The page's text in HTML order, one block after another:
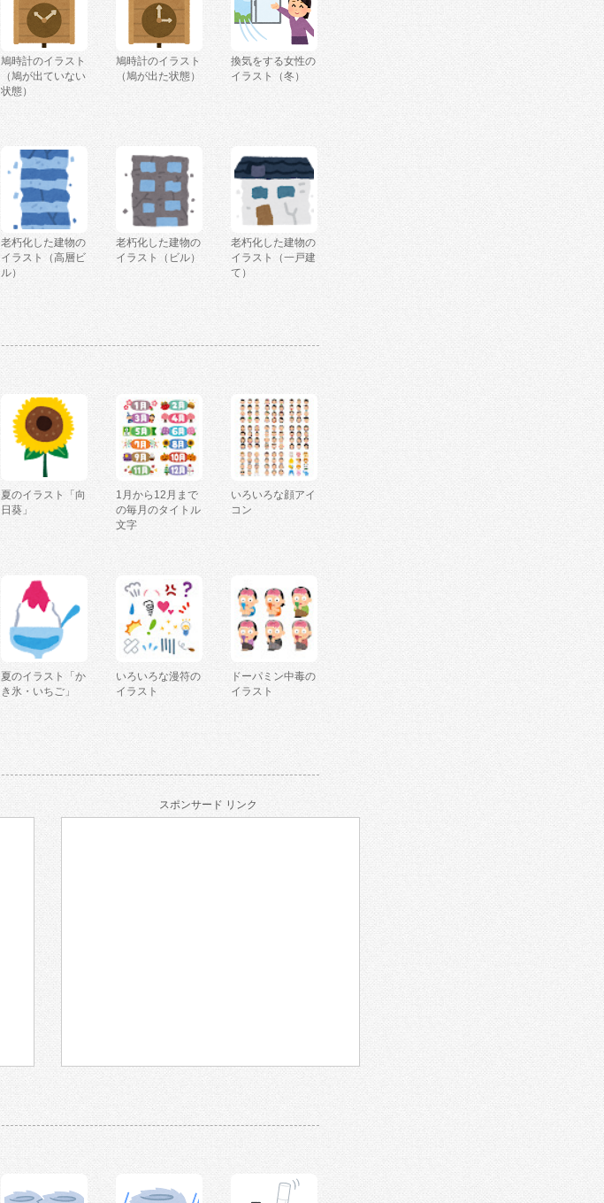
鳩時計のイラスト
（鳩が出ていない
状態）
鳩時計のイラスト
（鳩が出た状態）
換気をする女性の
イラスト（冬）
老朽化した建物の
イラスト（高層ビ
ル）
老朽化した建物の
イラスト（ビル）
老朽化した建物の
イラスト（一戸建
て）
夏のイラスト「向
日葵」
1月から12月まで
の毎月のタイトル
文字
いろいろな顔アイ
コン
夏のイラスト「か
き氷・いちご」
いろいろな漫符の
イラスト
ドーパミン中毒の
イラスト
スポンサード リンク